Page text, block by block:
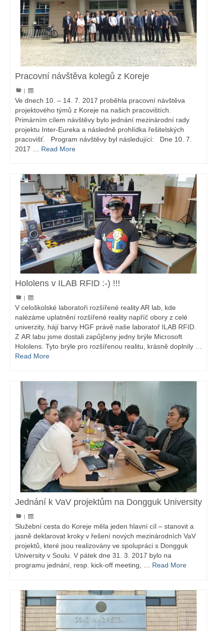
Pracovní návštěva kolegů z Koreje
|
Ve dnech 10. – 14. 7. 2017 proběhla pracovní návštěva
projektového týmů z Koreje na našich pracovištích.
Primárním cílem návštěvy bylo jednání mezinárodní rady
projektu Inter-Eureka a následně prohlídka řešitelských
pracovišť. Program návštěvy byl následující: Dne 10. 7.
2017 … Read More
Hololens v ILAB RFID :-) !!!
|
V celoškolské laboratoři rozšířené reality AR lab, kde
nalézáme uplatnění rozšířené reality napříč obory z celé
univerzity, hájí barvy HGF právě naše laboratoř ILAB RFID.
Z AR labu jsme dostali zapůjčeny jedny brýle Microsoft
Hololens. Tyto brýle pro rozšířenou realitu, krásně doplnily …
Read More
Jednání k VaV projektům na Dongguk University
|
Služební cesta do Koreje měla jeden hlavní cíl – stanovit a
jasně deklarovat kroky v řešení nových mezinárodních VaV
projektů, které jsou realizovány ve spolupráci s Dongguk
University v Soulu. V pátek dne 31. 3. 2017 bylo na
programu jednání, resp. kick-off meeting, … Read More